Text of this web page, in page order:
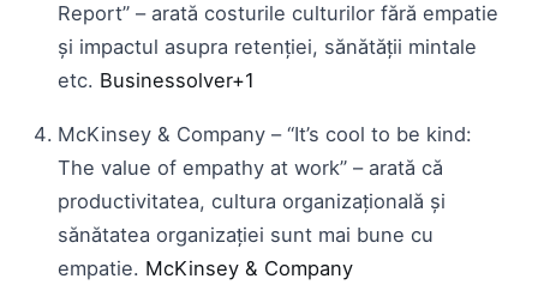
Report” – arată costurile culturilor fără empatie
şi impactul asupra retenţiei, sănătăţii mintale
etc. Businessolver+1
McKinsey & Company – “It’s cool to be kind:
The value of empathy at work” – arată că
productivitatea, cultura organizaţională şi
sănătatea organizaţiei sunt mai bune cu
empatie. McKinsey & Company